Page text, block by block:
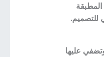
للتصميم.
عليها